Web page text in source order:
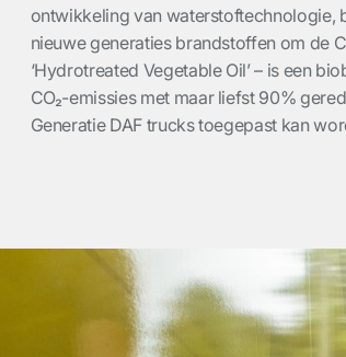
ontwikkeling van waterstoftechnologie,
nieuwe generaties brandstoffen om de
‘Hydrotreated Vegetable Oil’ – is een
CO₂-emissies met maar liefst 90%
Generatie DAF trucks toegepast kan